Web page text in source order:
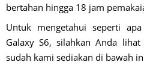
bertahan hingga 18 jam
Untuk mengetahui seperti
Galaxy S6, silahkan Anda
sudah kami sediakan di bawah